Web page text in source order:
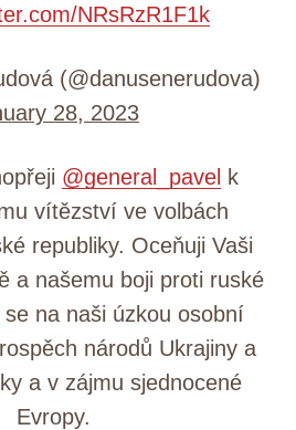
NRsRzR1F1k
(@danusenerudova)
28, 2023
@general_pavelk
vítězství ve volbách
republiky. Oceňuji Vaši
a našemu boji proti ruské
na naši úzkou osobní
národů Ukrajiny a
a v zájmu sjednocené
Evropy.